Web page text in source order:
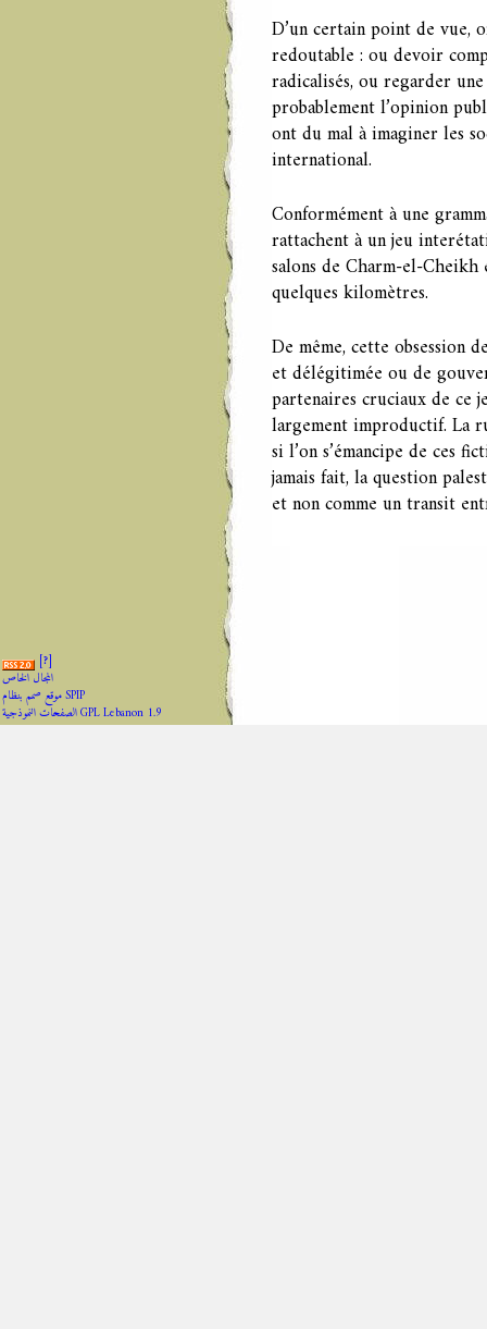
D’un certain point de vue,
redoutable : ou devoir
radicalisés, ou regarder
probablement l’opinion
ont du mal à imaginer les
international.
Conformément à une
rattachent à un jeu
salons de Charm-el-Cheikh
quelques kilomètres.
De même, cette obsession
et délégitimée ou de
partenaires cruciaux de ce
largement improductif. La
si l’on s’émancipe de ces
jamais fait, la question
et non comme un transit
[?]
المجال الخاص
موقع صمم بنظام SPIP
الصفحات النموذجية GPL Lebanon 1.9